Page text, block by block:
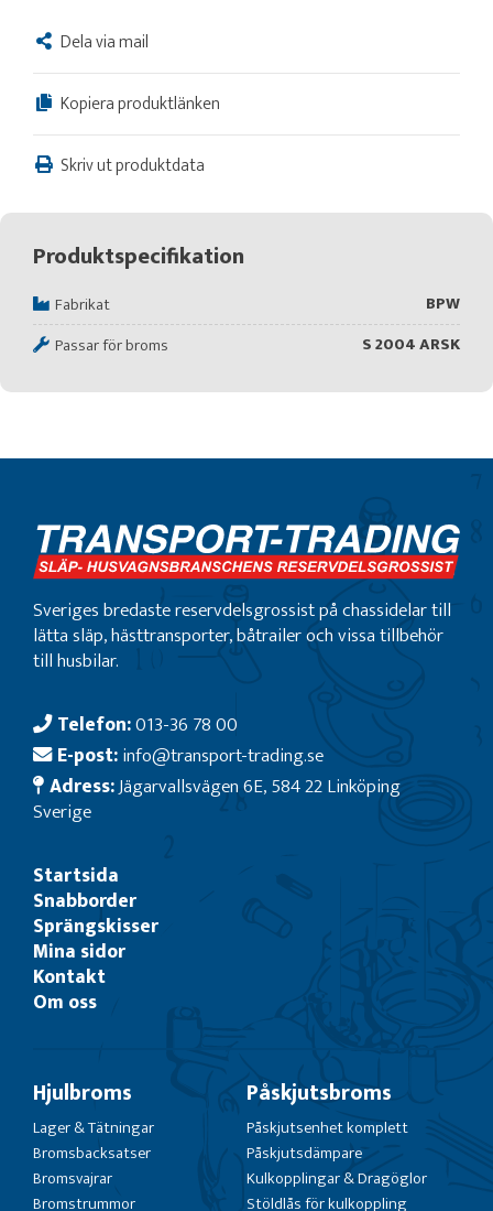
Dela via mail
Kopiera produktlänken
Skriv ut produktdata
Produktspecifikation
Fabrikat
BPW
Passar för broms
S 2004 ARSK
Sveriges bredaste reservdelsgrossist på chassidelar till
lätta släp, hästtransporter, båtrailer och vissa tillbehör
till husbilar.
Telefon:013-36 78 00
E-post:info@transport-trading.se
Adress:Jägarvallsvägen 6E, 584 22 Linköping
Sverige
Startsida
Snabborder
Sprängskisser
Mina sidor
Kontakt
Om oss
Hjulbroms
Lager & Tätningar
Bromsbacksatser
Bromsvajrar
Bromstrummor
Påskjutsbroms
Påskjutsenhet komplett
Påskjutsdämpare
Kulkopplingar & Dragöglor
Stöldlås för kulkoppling